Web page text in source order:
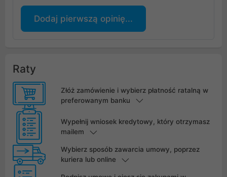
Dodaj pierwszą opinię...
Raty
Złóż zamówienie i wybierz płatność ratalną w
preferowanym banku
Wypełnij wniosek kredytowy, który otrzymasz
mailem
Wybierz sposób zawarcia umowy, poprzez
kuriera lub online